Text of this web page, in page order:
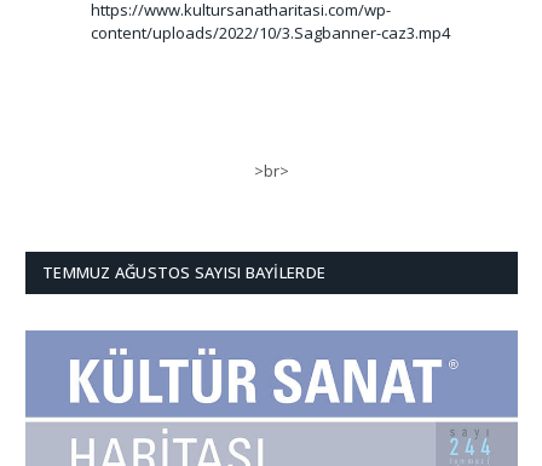
https://www.kultursanatharitasi.com/wp-
content/uploads/2022/10/3.Sagbanner-caz3.mp4
>br>
TEMMUZ AĞUSTOS SAYISI BAYILERDE